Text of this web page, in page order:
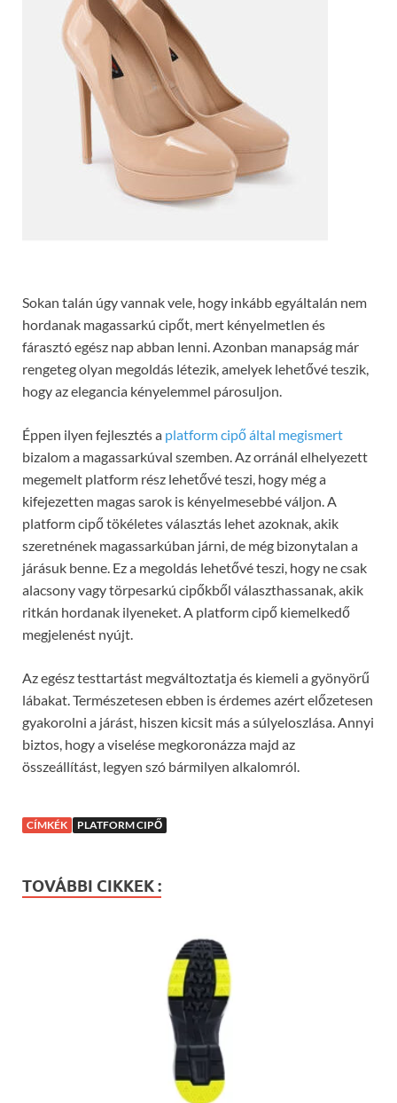
Sokan talán úgy vannak vele, hogy inkább egyáltalán nem
hordanak magassarkú cipőt, mert kényelmetlen és
fárasztó egész nap abban lenni. Azonban manapság már
rengeteg olyan megoldás létezik, amelyek lehetővé teszik,
hogy az elegancia kényelemmel párosuljon.
Éppen ilyen fejlesztés a platform cipő által megismert
bizalom a magassarkúval szemben. Az orránál elhelyezett
megemelt platform rész lehetővé teszi, hogy még a
kifejezetten magas sarok is kényelmesebbé váljon.A
platform cipő tökéletes választás lehet azoknak, akik
szeretnének magassarkúban járni, de még bizonytalan a
járásuk benne. Ez a megoldás lehetővé teszi, hogy ne csak
alacsony vagy törpesarkú cipőkből választhassanak, akik
ritkán hordanak ilyeneket. A platform cipő kiemelkedő
megjelenést nyújt.
Az egész testtartást megváltoztatja és kiemeli a gyönyörű
lábakat. Természetesen ebben is érdemes azért előzetesen
gyakorolni a járást, hiszen kicsit más a súlyeloszlása. Annyi
biztos, hogy a viselése megkoronázza majd az
összeállítást, legyen szó bármilyen alkalomról.
CÍMKÉK PLATFORM CIPŐ
TOVÁBBI CIKKEK :